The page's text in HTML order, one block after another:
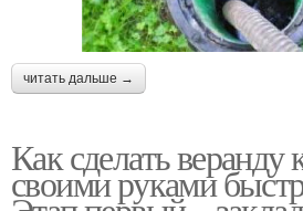
читать дальше →
Как сделать веранду
своими руками